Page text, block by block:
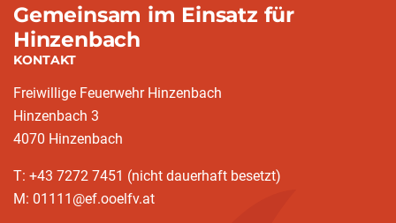
Gemeinsam im Einsatz für
Hinzenbach
KONTAKT
Freiwillige Feuerwehr Hinzenbach
Hinzenbach 3
4070 Hinzenbach
T: +43 7272 7451 (nicht dauerhaft besetzt)
M: 01111@ef.ooelfv.at